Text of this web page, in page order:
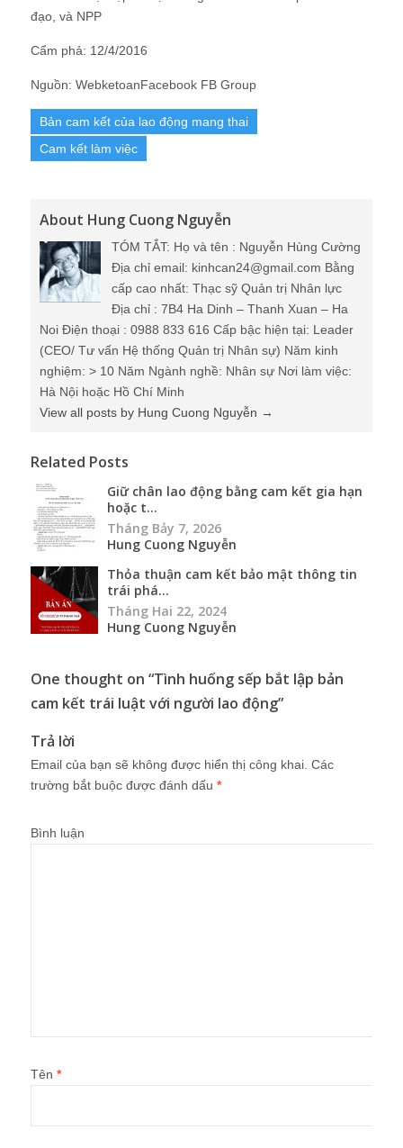
đạo, và NPP
Cẩm phả: 12/4/2016
Nguồn: WebketoanFacebook FB Group
Bản cam kết của lao động mang thai
Cam kết làm việc
About Hung Cuong Nguyễn
TÓM TẮT: Họ và tên : Nguyễn Hùng Cường
Địa chỉ email: kinhcan24@gmail.com Bằng
cấp cao nhất: Thạc sỹ Quản trị Nhân lực
Địa chỉ : 7B4 Ha Dinh – Thanh Xuan – Ha
Noi Điện thoại : 0988 833 616 Cấp bậc hiện tại: Leader
(CEO/ Tư vấn Hệ thống Quản trị Nhân sự) Năm kinh
nghiệm: > 10 Năm Ngành nghề: Nhân sự Nơi làm việc:
Hà Nội hoặc Hồ Chí Minh
View all posts by Hung Cuong Nguyễn →
Related Posts
Giữ chân lao động bằng cam kết gia hạn
hoặc t...
Tháng Bảy 7, 2026
Hung Cuong Nguyễn
Thỏa thuận cam kết bảo mật thông tin
trái phá...
Tháng Hai 22, 2024
Hung Cuong Nguyễn
One thought on “Tình huống sếp bắt lập bản
cam kết trái luật với người lao động”
Trả lời
Email của bạn sẽ không được hiển thị công khai. Các
trường bắt buộc được đánh dấu *
Bình luận
Tên *